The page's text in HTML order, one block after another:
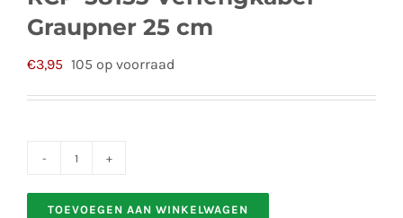
Graupner 25 cm
€3,95 105 op voorraad
58153
TOEVOEGEN AAN WINKELWAGEN